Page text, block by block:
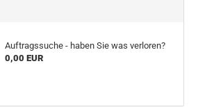
Auftragssuche - haben Sie was verloren?
0,00 EUR